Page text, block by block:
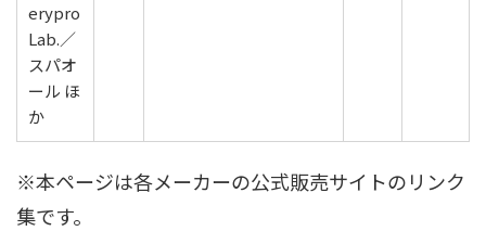
erypro
Lab.／
スパオ
ール ほ
か
※本ページは各メーカーの公式販売サイトのリンク
集です。